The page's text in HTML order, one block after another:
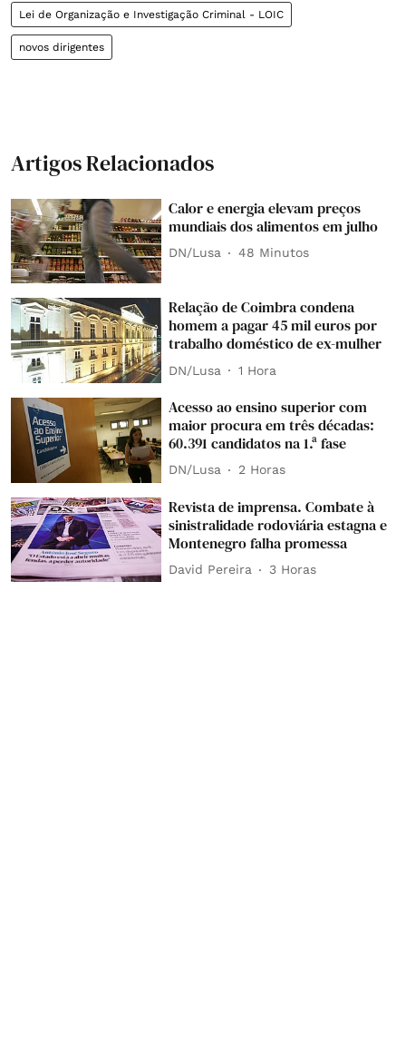
Lei de Organização e Investigação Criminal - LOIC
novos dirigentes
Artigos Relacionados
Calor e energia elevam preços
mundiais dos alimentos em julho
DN/Lusa 48 Minutos
Relação de Coimbra condena
homem a pagar 45 mil euros por
trabalho doméstico de ex-mulher
DN/Lusa 1 Hora
Acesso ao ensino superior com
maior procura em três décadas:
60.391 candidatos na 1.ª fase
DN/Lusa 2 Horas
Revista de imprensa. Combate à
sinistralidade rodoviária estagna e
Montenegro falha promessa
David Pereira 3 Horas